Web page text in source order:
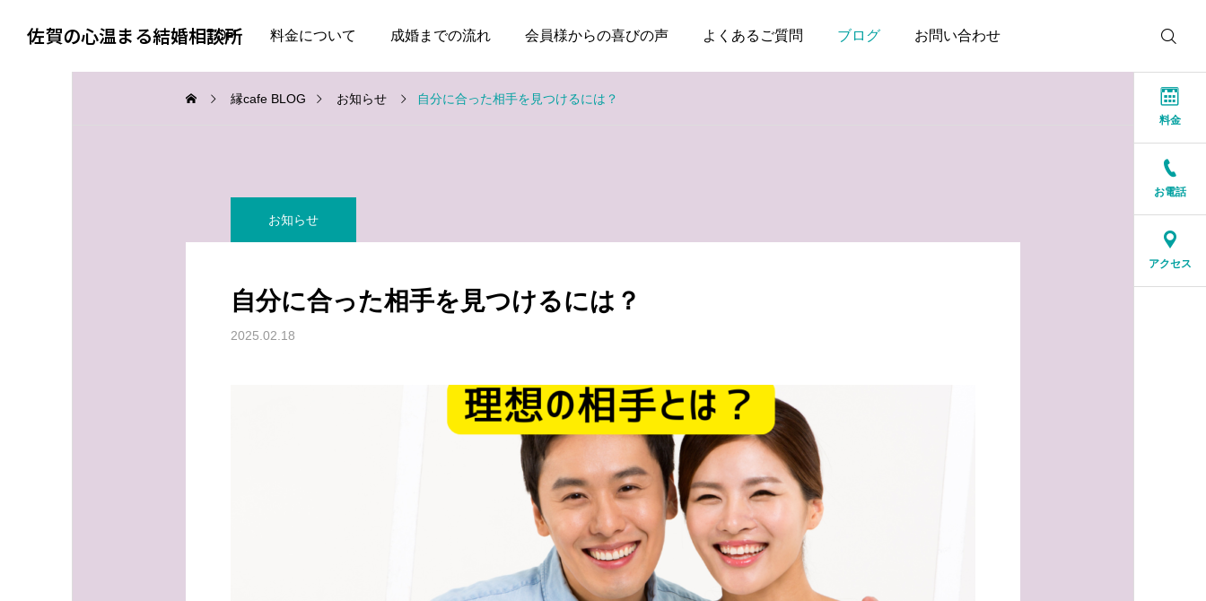
佐賀の心温まる結婚相談所
TOP 料金について 成婚までの流れ 会員様からの喜びの声 よくあるご質問 ブログ お問い合わせ
いい
安心できること
人生の後半だからこそ、
料金
お電話
アクセス
縁cafe BLOG お知らせ 自分に合った相手を見つけるには？
お知らせ
自分に合った相手を見つけるには？
2025.02.18